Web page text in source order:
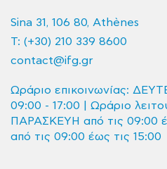
Sina 31, 106 80, Athènes
T: (+30) 210 339 8600
contact@ifg.gr
Ωράριο επικοινωνίας:
09:00 - 17:00 | Ωράριο
ΠΑΡΑΣΚΕΥΗ από τις 09:00
από τις 09:00 έως τις 15:00